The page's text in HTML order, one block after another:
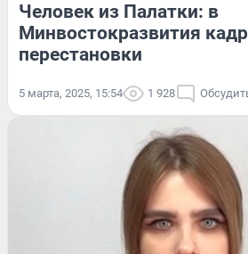
Человек из Палатки: в
Минвостокразвития
перестановки
5 марта, 2025, 15:54 1 928